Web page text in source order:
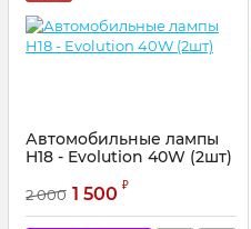
Автомобильные лампы
H18 - Evolution 40W (2шт)
2 000 1 500 ₽